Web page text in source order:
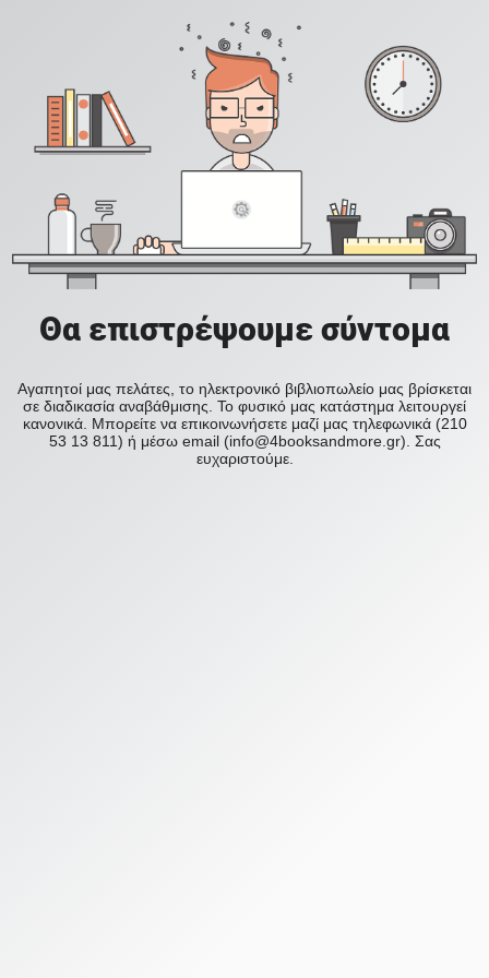
Θα επιστρέψουμε σύντομα
Αγαπητοί μας πελάτες, το ηλεκτρονικό βιβλιοπωλείο μας βρίσκεται
σε διαδικασία αναβάθμισης. Το φυσικό μας κατάστημα λειτουργεί
κανονικά. Μπορείτε να επικοινωνήσετε μαζί μας τηλεφωνικά (210
53 13 811) ή μέσω email (info@4booksandmore.gr). Σας
ευχαριστούμε.